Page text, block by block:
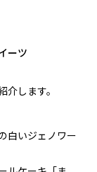
ーツ
します。
白いジェノワー